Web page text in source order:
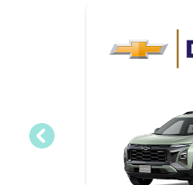
templates.template-